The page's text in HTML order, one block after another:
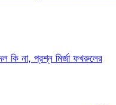
কি না, প্রশ্ন মির্জা ফখরুলের